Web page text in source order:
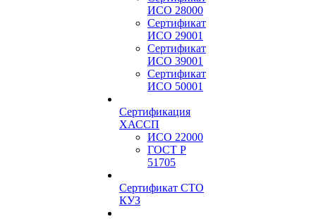
ИСО 28000
Сертификат
ИСО 29001
Сертификат
ИСО 39001
Сертификат
ИСО 50001
Сертификация
ХАССП
ИСО 22000
ГОСТ Р
51705
Сертификат СТО
КУЗ